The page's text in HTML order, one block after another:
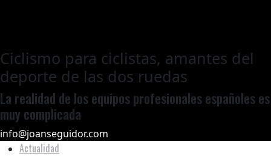
Ciclismo para ciclistas, amantes del
deporte de las dos ruedas
La realidad de los equipos profesionales españoles es
muy complicada
info@joanseguidor.com
Actualidad